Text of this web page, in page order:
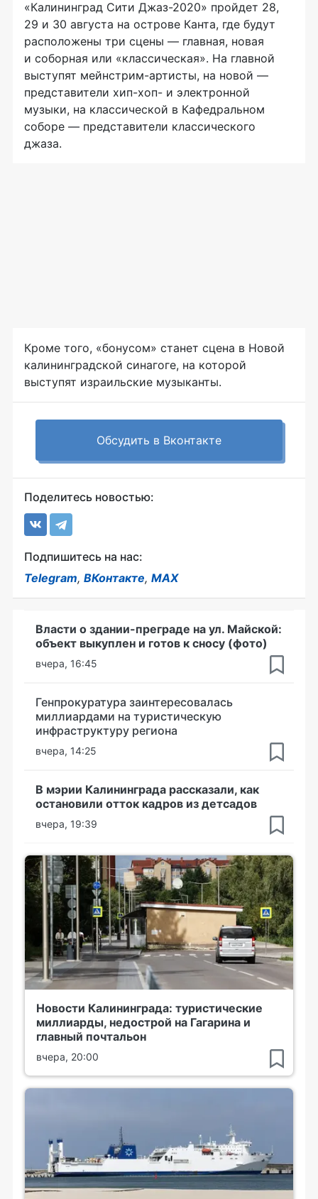
«Калининград Сити Джаз-2020» пройдет 28,
29 и 30 августа на острове Канта, где будут
расположены три сцены — главная, новая
и соборная или «классическая». На главной
выступят мейнстрим-артисты, на новой —
представители хип-хоп- и электронной
музыки, на классической в Кафедральном
соборе — представители классического
джаза.
Кроме того, «бонусом» станет сцена в Новой
калининградской синагоге, на которой
выступят израильские музыканты.
Обсудить в Вконтакте
Поделитесь новостью:
Подпишитесь на нас:
Telegram, ВКонтакте, MAX
Власти о здании-преграде на ул. Майской:
объект выкуплен и готов к сносу (фото)
вчера, 16:45
Генпрокуратура заинтересовалась
миллиардами на туристическую
инфраструктуру региона
вчера, 14:25
В мэрии Калининграда рассказали, как
остановили отток кадров из детсадов
вчера, 19:39
Новости Калининграда: туристические
миллиарды, недострой на Гагарина и
главный почтальон
вчера, 20:00